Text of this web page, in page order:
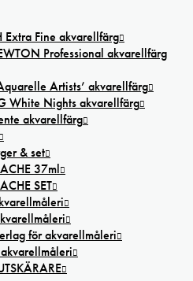
Extra Fine akvarellfärg
Professional akvarellfärg
Artists’ akvarellfärg
White Nights akvarellfärg
akvarellfärg
& set
37ml
SET
för akvarellmåleri
akvarellmåleri